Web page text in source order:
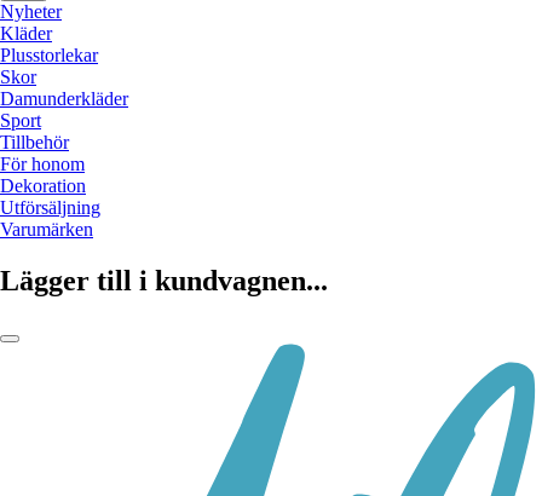
Nyheter
Kläder
Plusstorlekar
Skor
Damunderkläder
Sport
Tillbehör
För honom
Dekoration
Utförsäljning
Varumärken
Lägger till i kundvagnen...